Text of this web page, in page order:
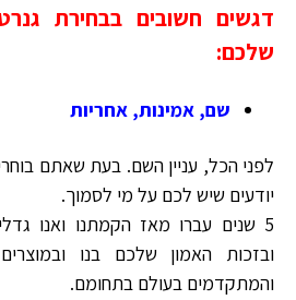
דגשים חשובים בבחירת
שלכם:
שם, אמינות, אחריות
לפני הכל, עניין השם. בעת שאתם
יודעים שיש לכם על מי לסמוך.
5 שנים עברו מאז הקמתנו ואנו
ובזכות האמון שלכם בנו
והמתקדמים בעולם בתחומם.